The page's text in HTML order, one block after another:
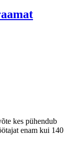
kes pühendub
enam kui 140